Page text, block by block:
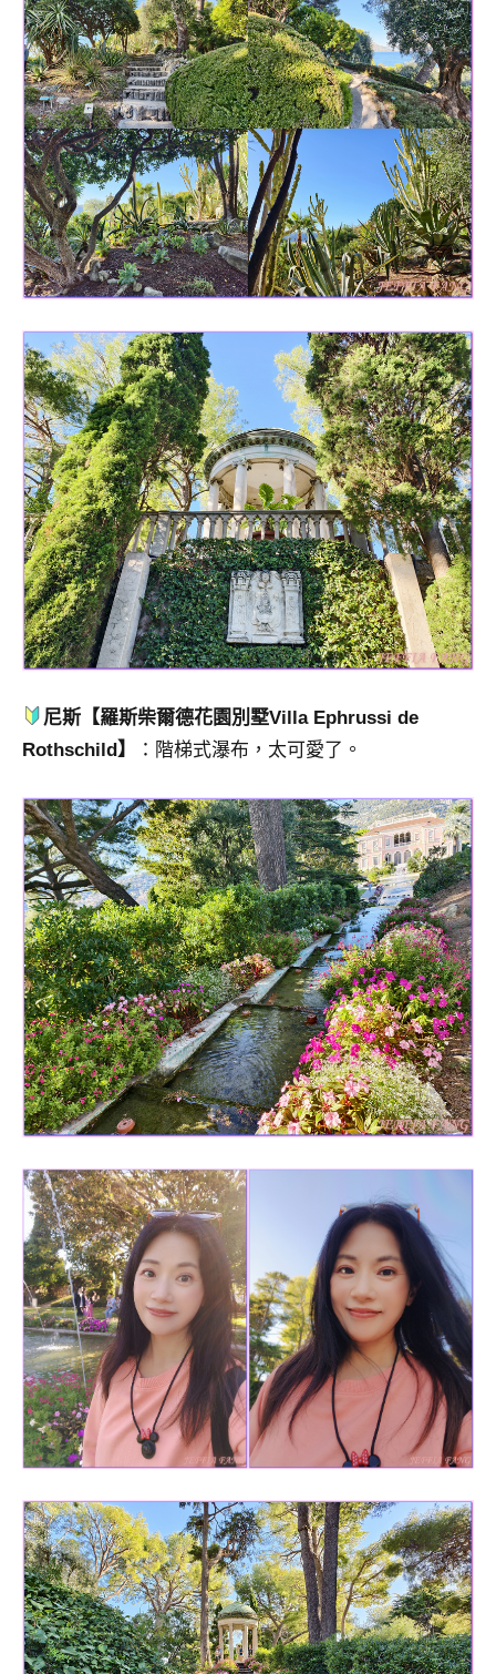
尼斯【羅斯柴爾德花園別墅Villa Ephrussi de
Rothschild】
：階梯式瀑布，太可愛了。